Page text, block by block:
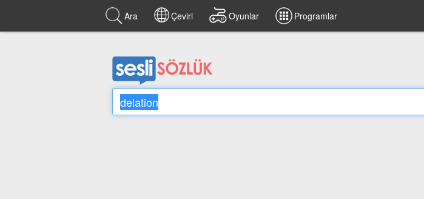
Ara Çeviri Oyunlar Programlar